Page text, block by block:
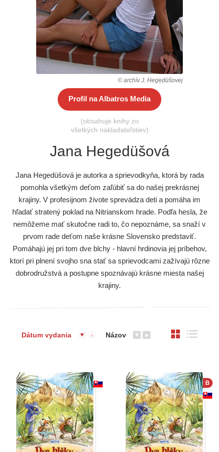
© archív J. Hegedüšovej
Profil na Albatros Media
(obsahuje knihy zo
všetkých nakladateľstiev)
Jana Hegedüšová
Jana Hegedüšová je autorka a sprievodkyňa, ktorá by rada
pomohla všetkým deťom zaľúbiť sa do našej prekrásnej
krajiny. V profesijnom živote sprevádza deti a pomáha im
hľadať stratený poklad na Nitrianskom hrade. Podľa hesla, že
nemôžeme mať skutočne radi to, čo nepoznáme, sa snaží v
prvom rade deťom naše krásne Slovensko predstaviť.
Pomáhajú jej pri tom dve blchy - hlavní hrdinovia jej príbehov,
ktorí pri plnení svojho sna stať sa sprievodcami zažívajú rôzne
dobrodružstvá a postupne spoznávajú krásne miesta našej
krajiny.
Dátum vydania Názov
B